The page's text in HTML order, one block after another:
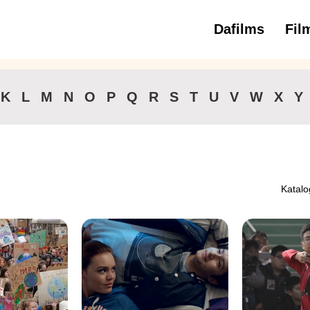
Dafilms 3
K L M N O P Q R S T U V W X Y